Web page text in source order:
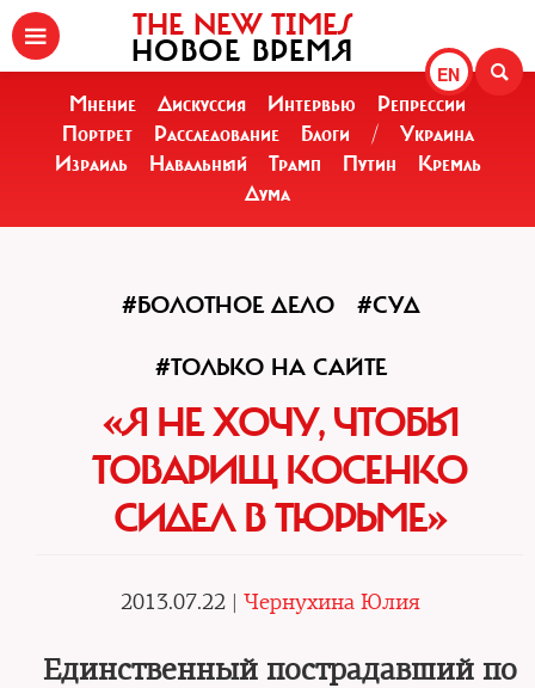
EN
THE NEW TIMES
НОВОЕ ВРЕМЯ
Мнение Дискуссия Интервью
Репрессии
Портрет
Расследование Блоги /
Украина
Израиль
Навальный Трамп Путин
Кремль
Дума
#БОЛОТНОЕ ДЕЛО #СУД
#ТОЛЬКО НА САЙТЕ
«Я НЕ ХОЧУ, ЧТОБЫ
ТОВАРИЩ КОСЕНКО
СИДЕЛ В ТЮРЬМЕ»
2013.07.22 | Чернухина Юлия
Единственный пострадавший по